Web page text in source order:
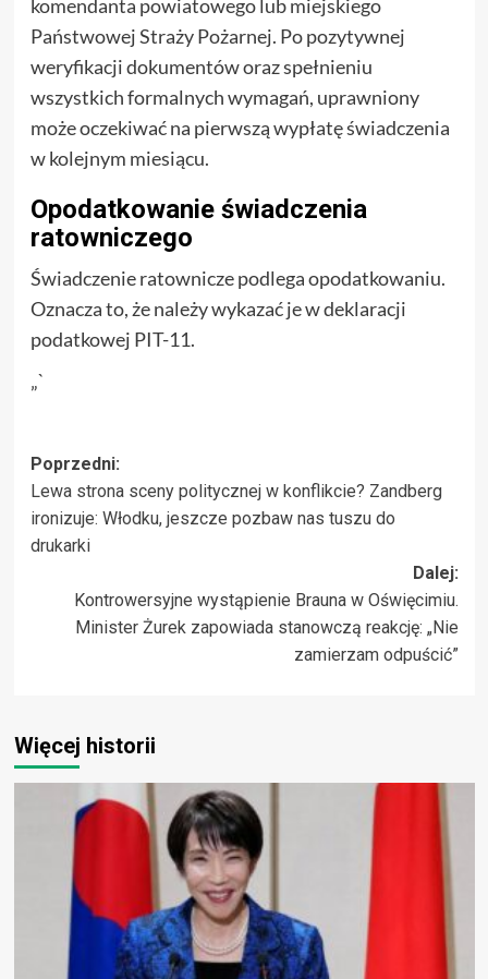
komendanta powiatowego lub miejskiego
Państwowej Straży Pożarnej. Po pozytywnej
weryfikacji dokumentów oraz spełnieniu
wszystkich formalnych wymagań, uprawniony
może oczekiwać na pierwszą wypłatę świadczenia
w kolejnym miesiącu.
Opodatkowanie świadczenia
ratowniczego
Świadczenie ratownicze podlega opodatkowaniu.
Oznacza to, że należy wykazać je w deklaracji
podatkowej PIT-11.
„`
Zobacz
wpisy
Poprzedni:
Lewa strona sceny politycznej w konflikcie? Zandberg
ironizuje: Włodku, jeszcze pozbaw nas tuszu do
drukarki
Dalej:
Kontrowersyjne wystąpienie Brauna w Oświęcimiu.
Minister Żurek zapowiada stanowczą reakcję: „Nie
zamierzam odpuścić”
Więcej historii